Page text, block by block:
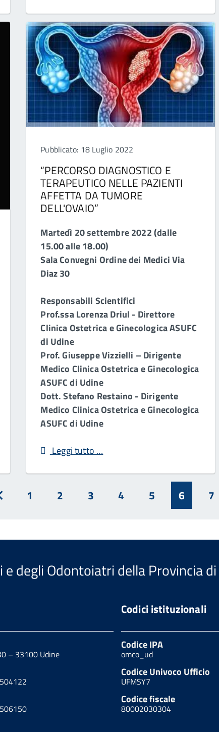
Pubblicato: 18 Luglio 2022
“PERCORSO DIAGNOSTICO E
TERAPEUTICO NELLE PAZIENTI
AFFETTA DA TUMORE
DELL'OVAIO”
Martedì 20 settembre 2022 (dalle
15.00 alle 18.00)
Sala Convegni Ordine dei Medici Via
Diaz 30
Responsabili Scientifici
Prof.ssa Lorenza Driul - Direttore
Clinica Ostetrica e Ginecologica ASUFC
di Udine
Prof. Giuseppe Vizzielli – Dirigente
Medico Clinica Ostetrica e Ginecologica
ASUFC di Udine
Dott. Stefano Restaino - Dirigente
Medico Clinica Ostetrica e Ginecologica
ASUFC di Udine
Leggi tutto …
1 2 3 4 5 6 7
degli Odontoiatri della Provincia
– 33100 Udine
Codici istituzionali
Codice IPA
omco_ud
Codice Univoco Ufficio
UFMSY7
Codice fiscale
80002030304